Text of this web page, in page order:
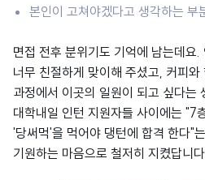
본인이 고쳐야겠다고 생각하는 부
면접 전후 분위기도 기억에 남는데요
너무 친절하게 맞이해 주셨고, 커피
과정에서 이곳의 일원이 되고 싶다는
대학내일 인턴 지원자들 사이에는 "7
'당써먹'을 먹어야 댕턴에 합격 한다"
기원하는 마음으로 철저히 지켰답니